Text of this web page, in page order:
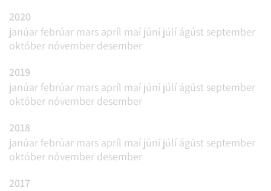
2020
janúar febrúar mars apríl maí júní júlí ágúst september
október nóvember desember
2019
janúar febrúar mars apríl maí júní júlí ágúst september
október nóvember desember
2018
janúar febrúar mars apríl maí júní júlí ágúst september
október nóvember desember
2017